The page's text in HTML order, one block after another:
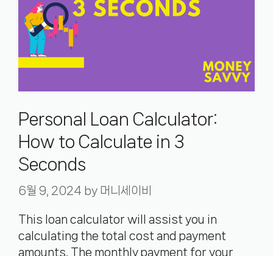
Personal Loan Calculator:
How to Calculate in 3
Seconds
6월 9, 2024 by 머니세이비
This loan calculator will assist you in
calculating the total cost and payment
amounts. The monthly payment for your